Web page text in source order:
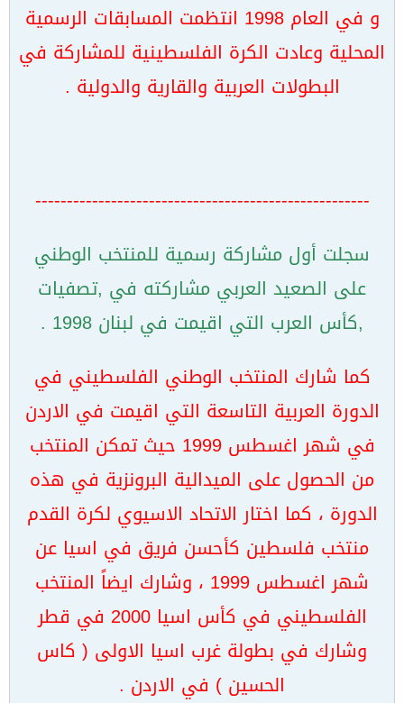
و في العام 1998 انتظمت المسابقات الرسمية
المحلية وعادت الكرة الفلسطينية للمشاركة في
البطولات العربية والقارية والدولية .
-----------------------------------------------------
سجلت أول مشاركة رسمية للمنتخب الوطني
على الصعيد العربي مشاركته في ,تصفيات
,كأس العرب التي اقيمت في لبنان 1998 .
كما شارك المنتخب الوطني الفلسطيني في
الدورة العربية التاسعة التي اقيمت في الاردن
في شهر اغسطس 1999 حيث تمكن المنتخب
من الحصول على الميدالية البرونزية في هذه
الدورة ، كما اختار الاتحاد الاسيوي لكرة القدم
منتخب فلسطين كأحسن فريق في اسيا عن
شهر اغسطس 1999 ، وشارك ايضاً المنتخب
الفلسطيني في كأس اسيا 2000 في قطر
وشارك في بطولة غرب اسيا الاولى ( كاس
الحسين ) في الاردن .